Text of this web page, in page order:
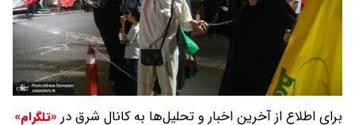
برای اطلاع از آخرین اخبار و تحلیل‌ها به کانال شرق در «تلگرام»